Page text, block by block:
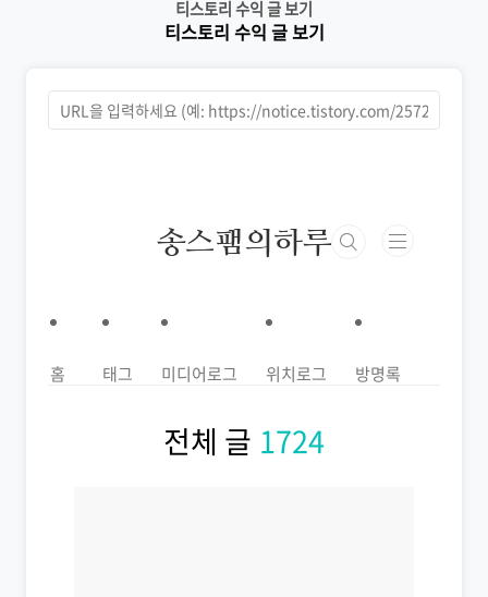
티스토리 수익 글 보기
티스토리 수익 글 보기
송스팸의하루
홈 태그 미디어로그 위치로그 방명록
전체 글 1724